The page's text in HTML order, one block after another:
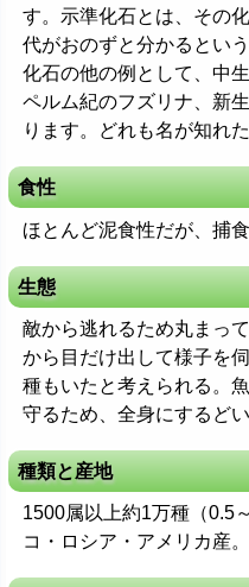
す。示準化石とは、その
代がおのずと分かるとい
化石の他の例として、中
ペルム紀のフズリナ、新
ります。どれも名が知れ
食性
ほとんど泥食性だが、捕
生態
敵から逃れるため丸まっ
から目だけ出して様子を
種もいたと考えられる。
守るため、全身にするど
種類と産地
1500属以上約1万種（0.5
コ・ロシア・アメリカ産